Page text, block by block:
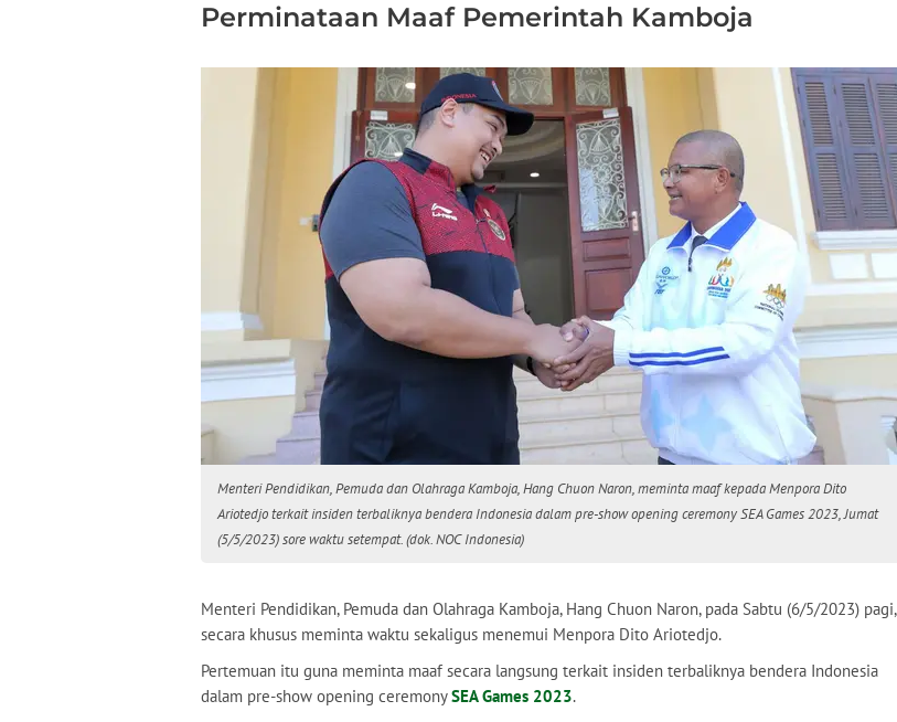
Perminataan Maaf Pemerintah Kamboja
Menteri Pendidikan, Pemuda dan Olahraga Kamboja, Hang Chuon Naron, meminta maaf kepada Menpora Dito
Ariotedjo terkait insiden terbaliknya bendera Indonesia dalam pre-show opening ceremony SEA Games 2023, Jumat
(5/5/2023) sore waktu setempat. (dok. NOC Indonesia)
Menteri Pendidikan, Pemuda dan Olahraga Kamboja, Hang Chuon Naron, pada Sabtu (6/5/2023) pagi,
secara khusus meminta waktu sekaligus menemui Menpora Dito Ariotedjo.
Pertemuan itu guna meminta maaf secara langsung terkait insiden terbaliknya bendera Indonesia
dalam pre-show opening ceremonySEA Games 2023.